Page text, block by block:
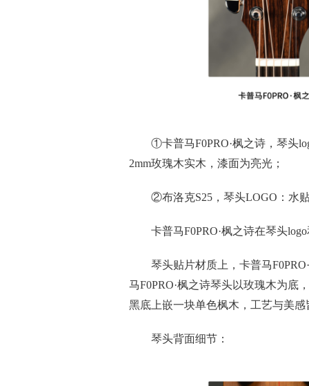
①卡普马F0PRO·枫之诗，琴头
2mm玫瑰木实木，漆面为亮光；
②布洛克S25，琴头LOGO：水
卡普马F0PRO·枫之诗在琴头
琴头贴片材质上，卡普马
马F0PRO·枫之诗琴头以玫瑰木为底
黑底上嵌一块单色枫木，工艺与美感
琴头背面细节：